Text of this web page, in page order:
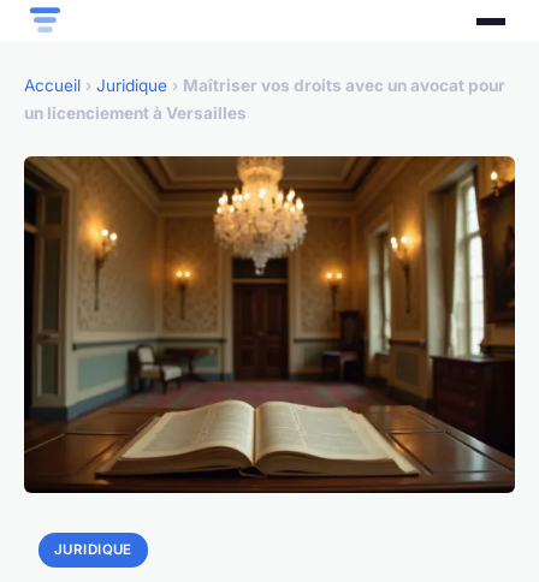
Accueil › Juridique › Maîtriser vos droits avec un avocat pour
un licenciement à Versailles
JURIDIQUE